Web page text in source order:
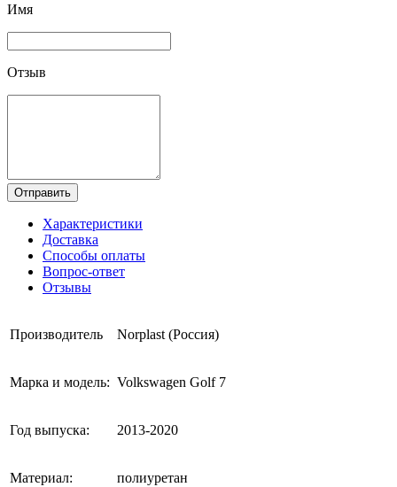
Имя
Отзыв
Отправить
Характеристики
Доставка
Способы оплаты
Вопрос-ответ
Отзывы
Производитель Norplast (Россия)
Марка и модель: Volkswagen Golf 7
Год выпуска: 2013-2020
Материал: полиуретан